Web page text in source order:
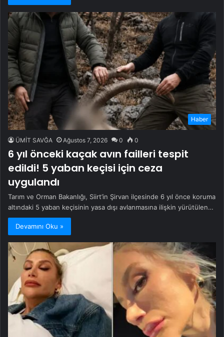
Haber
ÜMİT SAVĞA Ağustos 7, 2026 0 0
6 yıl önceki kaçak avın failleri tespit
edildi! 5 yaban keçisi için ceza
uygulandı
Tarım ve Orman Bakanlığı, Siirt’in Şirvan ilçesinde 6 yıl önce koruma
altındaki 5 yaban keçisinin yasa dışı avlanmasına ilişkin yürütülen…
Devamını Oku »